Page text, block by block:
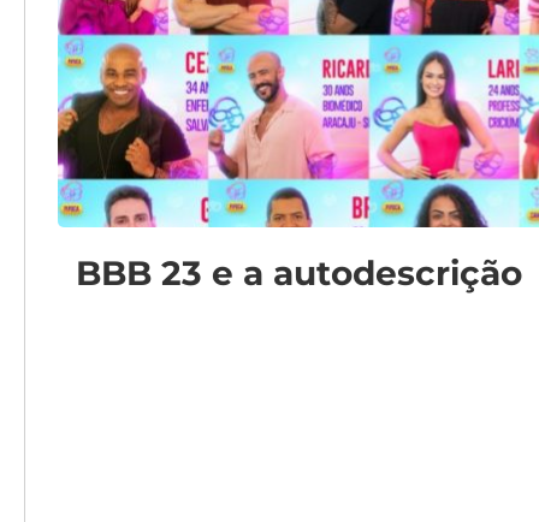
BBB 23 e a autodescrição